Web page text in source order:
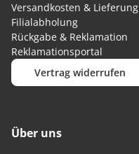
Versandkosten & Lieferung
Filialabholung
Rückgabe & Reklamation
Reklamationsportal
Vertrag widerrufen
Über uns